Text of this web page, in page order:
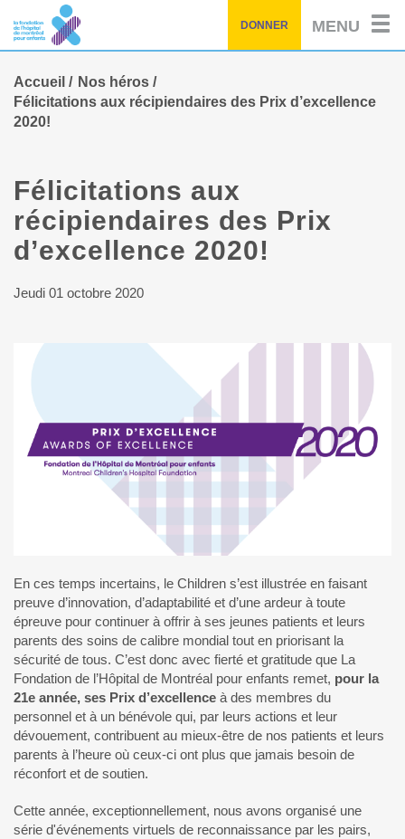
contenu
DONNER MENU
Accueil
Nos héros
Félicitations aux récipiendaires des Prix d’excellence
2020!
Félicitations aux
récipiendaires des Prix
d’excellence 2020!
Jeudi 01 octobre 2020
En ces temps incertains, le Children s’est illustrée en faisant
preuve d’innovation, d’adaptabilité et d’une ardeur à toute
épreuve pour continuer à offrir à ses jeunes patients et leurs
parents des soins de calibre mondial tout en priorisant la
sécurité de tous. C’est donc avec fierté et gratitude que La
Fondation de l’Hôpital de Montréal pour enfants remet, pour la
21e année, ses Prix d’excellence à des membres du
personnel et à un bénévole qui, par leurs actions et leur
dévouement, contribuent au mieux-être de nos patients et leurs
parents à l’heure où ceux-ci ont plus que jamais besoin de
réconfort et de soutien.
Cette année, exceptionnellement, nous avons organisé une
série d'événements virtuels de reconnaissance par les pairs,